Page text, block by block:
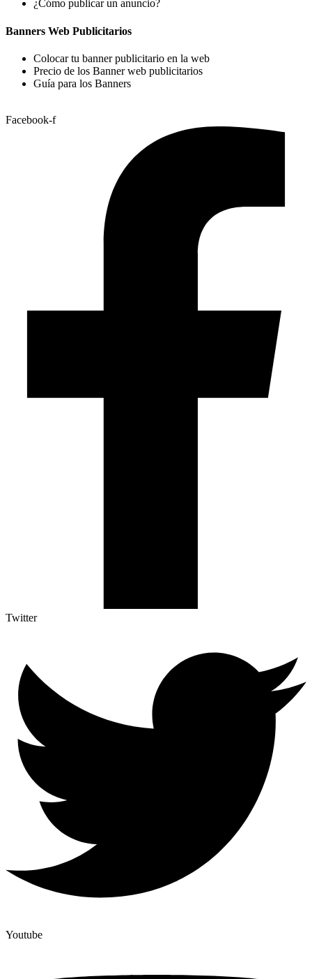
¿Cómo publicar un anuncio?
Banners Web Publicitarios
Colocar tu banner publicitario en la web
Precio de los Banner web publicitarios
Guía para los Banners
Facebook-f
Twitter
Youtube